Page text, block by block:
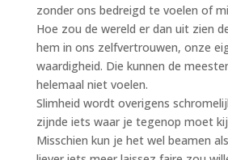
zonder ons bedreigd te voelen of
Hoe zou de wereld er dan uit zien
hem in ons zelfvertrouwen, onze
waardigheid. Die kunnen de
helemaal niet voelen.
Slimheid wordt overigens
zijnde iets waar je tegenop moet
Misschien kun je het wel beamen